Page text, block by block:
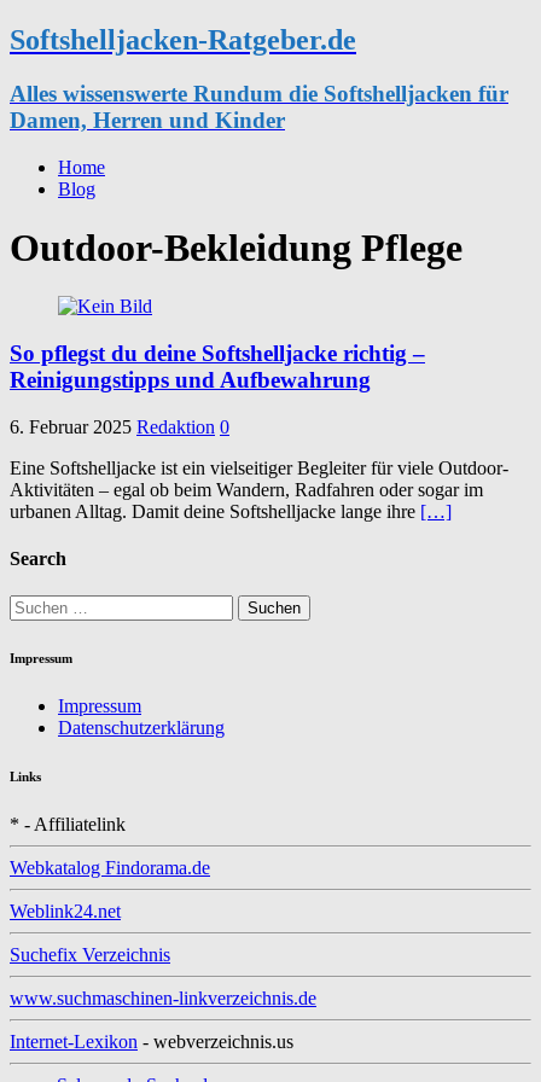
Softshelljacken-Ratgeber.de
Alles wissenswerte Rundum die Softshelljacken für
Damen, Herren und Kinder
Home
Blog
Outdoor-Bekleidung Pflege
So pflegst du deine Softshelljacke richtig –
Reinigungstipps und Aufbewahrung
6. Februar 2025 Redaktion 0
Eine Softshelljacke ist ein vielseitiger Begleiter für viele Outdoor-
Aktivitäten – egal ob beim Wandern, Radfahren oder sogar im
urbanen Alltag. Damit deine Softshelljacke lange ihre […]
Search
Suchen
nach:
Impressum
Impressum
Datenschutzerklärung
Links
* - Affiliatelink
Webkatalog Findorama.de
Weblink24.net
Suchefix Verzeichnis
www.suchmaschinen-linkverzeichnis.de
Internet-Lexikon - webverzeichnis.us